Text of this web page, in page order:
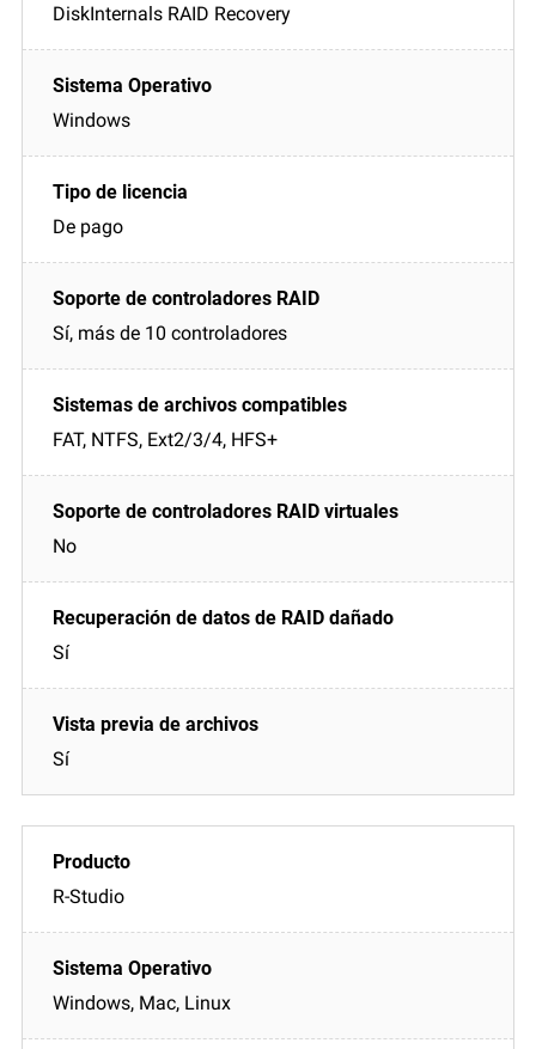
DiskInternals RAID Recovery
Windows
De pago
Sí, más de 10 controladores
FAT, NTFS, Ext2/3/4, HFS+
No
Sí
Sí
R-Studio
Windows, Mac, Linux